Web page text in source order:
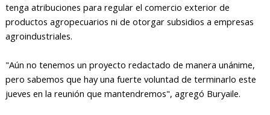
tenga atribuciones para regular el comercio exterior de
productos agropecuarios ni de otorgar subsidios a empresas
agroindustriales.
"Aún no tenemos un proyecto redactado de manera unánime,
pero sabemos que hay una fuerte voluntad de terminarlo este
jueves en la reunión que mantendremos", agregó Buryaile.